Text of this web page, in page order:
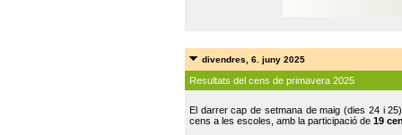
divendres, 6. juny 2025
Resultats del cens de primavera 2025
El darrer cap de setmana de maig (dies 24 i
cens a les escoles, amb la participació de 19